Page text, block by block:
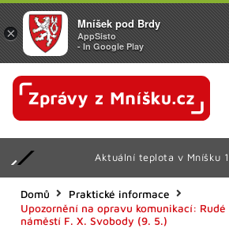
Aktuální teplota v Mníšku
Domů
Praktické informace
Upozornění na opravu komunikací:
náměstí F. X. Svobody (9. 5.)
×
Mníšek pod Brdy
AppSisto
- In Google Play